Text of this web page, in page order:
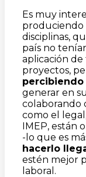
Es muy
produciendo
disciplinas,
país no
aplicación de
proyectos,
percibiendo
generar en
colaborando
como el
IMEP, están
-lo que es
hacerlo
estén mejor
laboral.